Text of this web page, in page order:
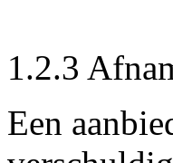
1.2.3
Een